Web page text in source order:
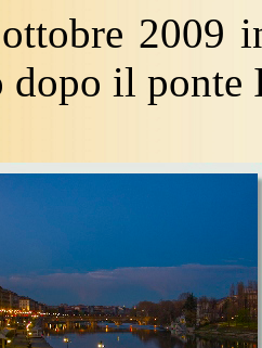
2009
dopo il ponte